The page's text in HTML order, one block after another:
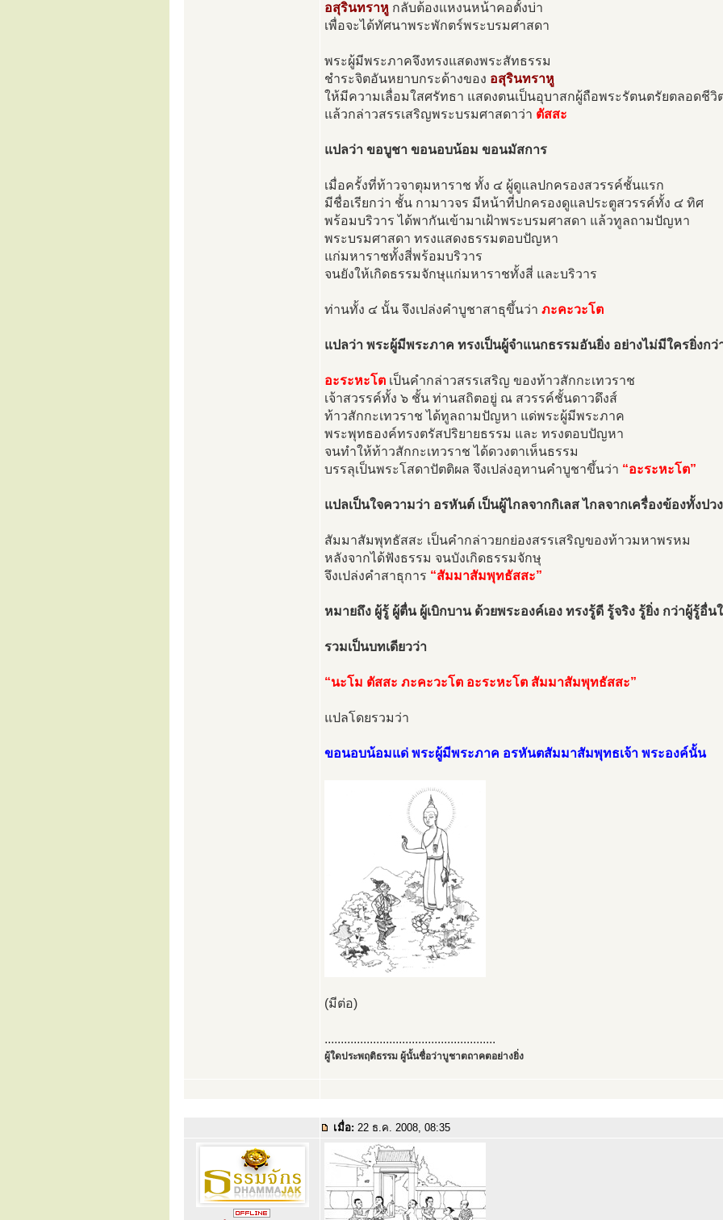
อสุรินทราหู กลับต้องแหงนหน้าคอตั้งบ่า
เพื่อจะได้ทัศนาพระพักตร์พระบรมศาสดา
พระผู้มีพระภาคจึงทรงแสดงพระสัทธรรม
ชำระจิตอันหยาบกระด้างของ อสุรินทราหู
ให้มีความเลื่อมใสศรัทธา แสดงตนเป็นอุบาสกผู้ถือพระรัตนตรัยตลอดชีวิ
แล้วกล่าวสรรเสริญพระบรมศาสดาว่า ตัสสะ
แปลว่า ขอบูชา ขอนอบน้อม ขอนมัสการ
เมื่อครั้งที่ท้าวจาตุมหาราช ทั้ง ๔ ผู้ดูแลปกครองสวรรค์ชั้นแรก
มีชื่อเรียกว่า ชั้น กามาวจร มีหน้าที่ปกครองดูแลประตูสวรรค์ทั้ง ๔ ทิศ
พร้อมบริวาร ได้พากันเข้ามาเฝ้าพระบรมศาสดา แล้วทูลถามปัญหา
พระบรมศาสดา ทรงแสดงธรรมตอบปัญหา
แก่มหาราชทั้งสี่พร้อมบริวาร
จนยังให้เกิดธรรมจักษุแก่มหาราชทั้งสี่ และบริวาร
ท่านทั้ง ๔ นั้น จึงเปล่งคำบูชาสาธุขึ้นว่า ภะคะวะโต
แปลว่า พระผู้มีพระภาค ทรงเป็นผู้จำแนกธรรมอันยิ่ง อย่างไม่มีใครยิ่งกว่
อะระหะโต เป็นคำกล่าวสรรเสริญ ของท้าวสักกะเทวราช
เจ้าสวรรค์ทั้ง ๖ ชั้น ท่านสถิตอยู่ ณ สวรรค์ชั้นดาวดึงส์
ท้าวสักกะเทวราช ได้ทูลถามปัญหา แด่พระผู้มีพระภาค
พระพุทธองค์ทรงตรัสปริยายธรรม และ ทรงตอบปัญหา
จนทำให้ท้าวสักกะเทวราช ได้ดวงตาเห็นธรรม
บรรลุเป็นพระโสดาปัตติผล จึงเปล่งอุทานคำบูชาขึ้นว่า “อะระหะโต”
แปลเป็นใจความว่า อรหันต์ เป็นผู้ไกลจากกิเลส ไกลจากเครื่องข้องทั้งปวง
สัมมาสัมพุทธัสสะ เป็นคำกล่าวยกย่องสรรเสริญของท้าวมหาพรหม
หลังจากได้ฟังธรรม จนบังเกิดธรรมจักษุ
จึงเปล่งคำสาธุการ “สัมมาสัมพุทธัสสะ”
หมายถึง ผู้รู้ ผู้ตื่น ผู้เบิกบาน ด้วยพระองค์เอง ทรงรู้ดี รู้จริง รู้ยิ่ง กว่าผู้รู้อื่น
รวมเป็นบทเดียวว่า
“นะโม ตัสสะ ภะคะวะโต อะระหะโต สัมมาสัมพุทธัสสะ”
แปลโดยรวมว่า
ขอนอบน้อมแด่ พระผู้มีพระภาค อรหันตสัมมาสัมพุทธเจ้า พระองค์นั้น
(มีต่อ)
.....................................................
ผู้ใดประพฤติธรรม ผู้นั้นชื่อว่าบูชาตถาคตอย่างยิ่ง
เมื่อ: 22 ธ.ค. 2008, 08:35